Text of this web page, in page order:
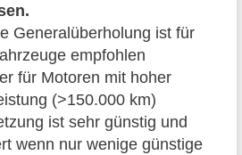
Generalüberholung ist für
empfohlen
für Motoren mit hoher
(>150.000 km)
ist sehr günstig und
wenn nur wenige günstige